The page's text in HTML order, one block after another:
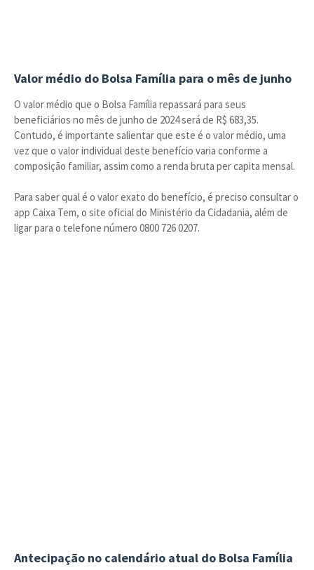
Valor médio do Bolsa Família para o mês de junho
O valor médio que o Bolsa Família repassará para seus
beneficiários no mês de junho de 2024 será de R$ 683,35.
Contudo, é importante salientar que este é o valor médio, uma
vez que o valor individual deste benefício varia conforme a
composição familiar, assim como a renda bruta per capita mensal.
Para saber qual é o valor exato do benefício, é preciso consultar o
app Caixa Tem, o site oficial do Ministério da Cidadania, além de
ligar para o telefone número 0800 726 0207.
Antecipação no calendário atual do Bolsa Família